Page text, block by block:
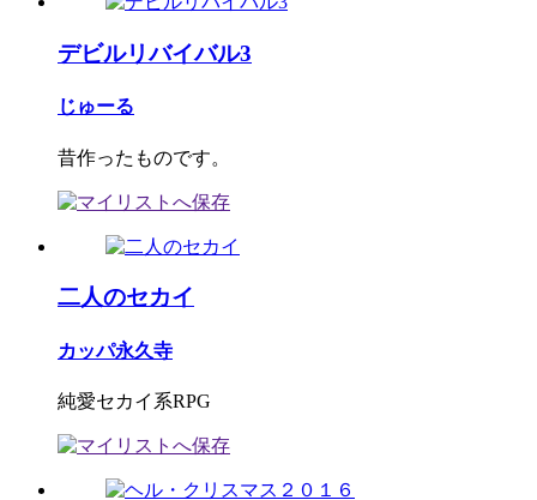
デビルリバイバル3
じゅーる
昔作ったものです。
二人のセカイ
カッパ永久寺
純愛セカイ系RPG